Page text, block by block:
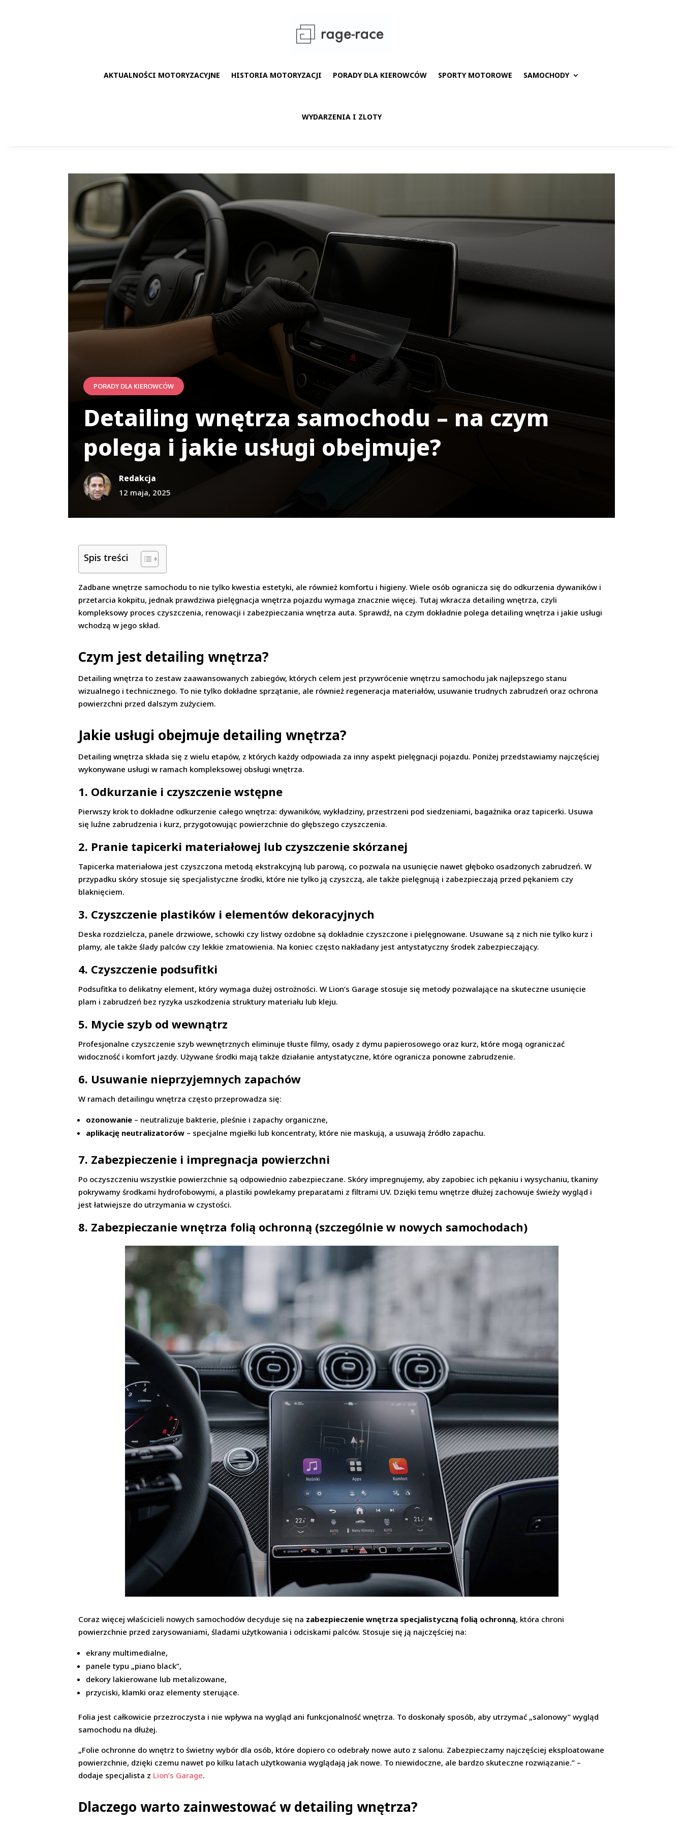
AKTUALNOŚCI MOTORYZACYJNE HISTORIA MOTORYZACJI PORADY DLA KIEROWCÓW SPORTY MOTOROWE SAMOCHODY
WYDARZENIA I ZLOTY
PORADY DLA KIEROWCÓW
Detailing wnętrza samochodu – na czym
polega i jakie usługi obejmuje?
Redakcja
12 maja, 2025
Spis treści
Zadbane wnętrze samochodu to nie tylko kwestia estetyki, ale również komfortu i higieny. Wiele osób ogranicza się do odkurzenia dywaników i
przetarcia kokpitu, jednak prawdziwa pielęgnacja wnętrza pojazdu wymaga znacznie więcej. Tutaj wkracza detailing wnętrza, czyli
kompleksowy proces czyszczenia, renowacji i zabezpieczania wnętrza auta. Sprawdź, na czym dokładnie polega detailing wnętrza i jakie usługi
wchodzą w jego skład.
Czym jest detailing wnętrza?
Detailing wnętrza to zestaw zaawansowanych zabiegów, których celem jest przywrócenie wnętrzu samochodu jak najlepszego stanu
wizualnego i technicznego. To nie tylko dokładne sprzątanie, ale również regeneracja materiałów, usuwanie trudnych zabrudzeń oraz ochrona
powierzchni przed dalszym zużyciem.
Jakie usługi obejmuje detailing wnętrza?
Detailing wnętrza składa się z wielu etapów, z których każdy odpowiada za inny aspekt pielęgnacji pojazdu. Poniżej przedstawiamy najczęściej
wykonywane usługi w ramach kompleksowej obsługi wnętrza.
1. Odkurzanie i czyszczenie wstępne
Pierwszy krok to dokładne odkurzenie całego wnętrza: dywaników, wykładziny, przestrzeni pod siedzeniami, bagażnika oraz tapicerki. Usuwa
się luźne zabrudzenia i kurz, przygotowując powierzchnie do głębszego czyszczenia.
2. Pranie tapicerki materiałowej lub czyszczenie skórzanej
Tapicerka materiałowa jest czyszczona metodą ekstrakcyjną lub parową, co pozwala na usunięcie nawet głęboko osadzonych zabrudzeń. W
przypadku skóry stosuje się specjalistyczne środki, które nie tylko ją czyszczą, ale także pielęgnują i zabezpieczają przed pękaniem czy
blaknięciem.
3. Czyszczenie plastików i elementów dekoracyjnych
Deska rozdzielcza, panele drzwiowe, schowki czy listwy ozdobne są dokładnie czyszczone i pielęgnowane. Usuwane są z nich nie tylko kurz i
plamy, ale także ślady palców czy lekkie zmatowienia. Na koniec często nakładany jest antystatyczny środek zabezpieczający.
4. Czyszczenie podsufitki
Podsufitka to delikatny element, który wymaga dużej ostrożności. W Lion’s Garage stosuje się metody pozwalające na skuteczne usunięcie
plam i zabrudzeń bez ryzyka uszkodzenia struktury materiału lub kleju.
5. Mycie szyb od wewnątrz
Profesjonalne czyszczenie szyb wewnętrznych eliminuje tłuste filmy, osady z dymu papierosowego oraz kurz, które mogą ograniczać
widoczność i komfort jazdy. Używane środki mają także działanie antystatyczne, które ogranicza ponowne zabrudzenie.
6. Usuwanie nieprzyjemnych zapachów
W ramach detailingu wnętrza często przeprowadza się:
ozonowanie – neutralizuje bakterie, pleśnie i zapachy organiczne,
aplikację neutralizatorów – specjalne mgiełki lub koncentraty, które nie maskują, a usuwają źródło zapachu.
7. Zabezpieczenie i impregnacja powierzchni
Po oczyszczeniu wszystkie powierzchnie są odpowiednio zabezpieczane. Skóry impregnujemy, aby zapobiec ich pękaniu i wysychaniu, tkaniny
pokrywamy środkami hydrofobowymi, a plastiki powlekamy preparatami z filtrami UV. Dzięki temu wnętrze dłużej zachowuje świeży wygląd i
jest łatwiejsze do utrzymania w czystości.
8. Zabezpieczanie wnętrza folią ochronną (szczególnie w nowych samochodach)
Coraz więcej właścicieli nowych samochodów decyduje się na zabezpieczenie wnętrza specjalistyczną folią ochronną, która chroni
powierzchnie przed zarysowaniami, śladami użytkowania i odciskami palców. Stosuje się ją najczęściej na:
ekrany multimedialne,
panele typu „piano black”,
dekory lakierowane lub metalizowane,
przyciski, klamki oraz elementy sterujące.
Folia jest całkowicie przezroczysta i nie wpływa na wygląd ani funkcjonalność wnętrza. To doskonały sposób, aby utrzymać „salonowy” wygląd
samochodu na dłużej.
„Folie ochronne do wnętrz to świetny wybór dla osób, które dopiero co odebrały nowe auto z salonu. Zabezpieczamy najczęściej eksploatowane
powierzchnie, dzięki czemu nawet po kilku latach użytkowania wyglądają jak nowe. To niewidoczne, ale bardzo skuteczne rozwiązanie.” –
dodaje specjalista z Lion’s Garage.
Dlaczego warto zainwestować w detailing wnętrza?